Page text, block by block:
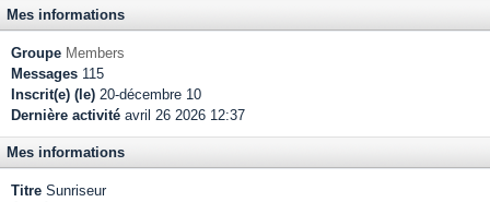
Mes informations
Groupe Members
Messages 115
Inscrit(e) (le) 20-décembre 10
Dernière activité avril 26 2026 12:37
Mes informations
Titre Sunriseur